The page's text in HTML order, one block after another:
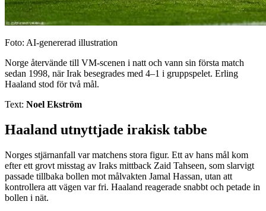
Foto: AI-genererad illustration
Norge återvände till VM-scenen i natt och vann sin första match
sedan 1998, när Irak besegrades med 4–1 i gruppspelet. Erling
Haaland stod för två mål.
Text: Noel Ekström
Haaland utnyttjade irakisk tabbe
Norges stjärnanfall var matchens stora figur. Ett av hans mål kom
efter ett grovt misstag av Iraks mittback Zaid Tahseen, som slarvigt
passade tillbaka bollen mot målvakten Jamal Hassan, utan att
kontrollera att vägen var fri. Haaland reagerade snabbt och petade in
bollen i nät.